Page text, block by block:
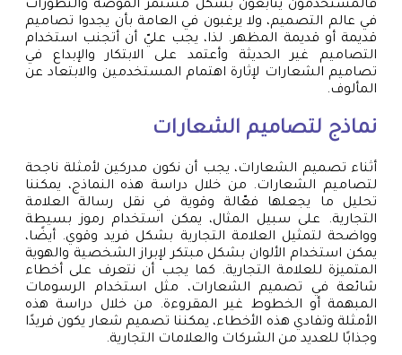
فالمستخدمون يتابعون بشكل مستمر الموضة والتطورات
في عالم التصميم، ولا يرغبون في العامة بأن يجدوا تصاميم
قديمة أو قديمة المظهر. لذا، يجب عليّ أن أتجنب استخدام
التصاميم غير الحديثة وأعتمد على الابتكار والإبداع في
تصاميم الشعارات لإثارة اهتمام المستخدمين والابتعاد عن
المألوف.
نماذج لتصاميم الشعارات
أثناء تصميم الشعارات، يجب أن نكون مدركين لأمثلة ناجحة
لتصاميم الشعارات. من خلال دراسة هذه النماذج، يمكننا
تحليل ما يجعلها فعّالة وقوية في نقل رسالة العلامة
التجارية. على سبيل المثال، يمكن استخدام رموز بسيطة
وواضحة لتمثيل العلامة التجارية بشكل فريد وقوي. أيضًا،
يمكن استخدام الألوان بشكل مبتكر لإبراز الشخصية والهوية
المتميزة للعلامة التجارية. كما يجب أن نتعرف على أخطاء
شائعة في تصميم الشعارات، مثل استخدام الرسومات
المبهمة أو الخطوط غير المقروءة. من خلال دراسة هذه
الأمثلة وتفادي هذه الأخطاء، يمكننا تصميم شعار يكون فريدًا
وجذابًا للعديد من الشركات والعلامات التجارية.